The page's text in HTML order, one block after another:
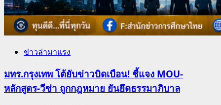
ข่าวล่ามาแรง
มทร.กรุงเทพ โต้ยับข่าวบิดเบือน! ชี้แจง MOU-
หลักสูตร-วีซ่า ถูกกฎหมาย ยันยึดธรรมาภิบาล